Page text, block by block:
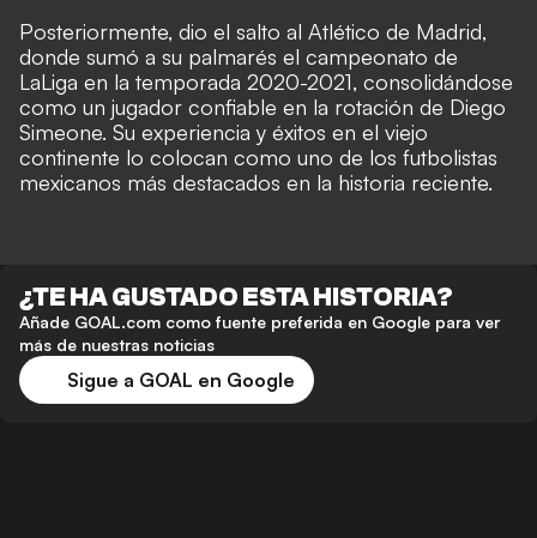
Posteriormente, dio el salto al Atlético de Madrid,
donde sumó a su palmarés el campeonato de
LaLiga en la temporada 2020-2021, consolidándose
como un jugador confiable en la rotación de Diego
Simeone. Su experiencia y éxitos en el viejo
continente lo colocan como uno de los futbolistas
mexicanos más destacados en la historia reciente.
¿TE HA GUSTADO ESTA HISTORIA?
Añade GOAL.com como fuente preferida en Google para ver
más de nuestras noticias
Sigue a GOAL en Google